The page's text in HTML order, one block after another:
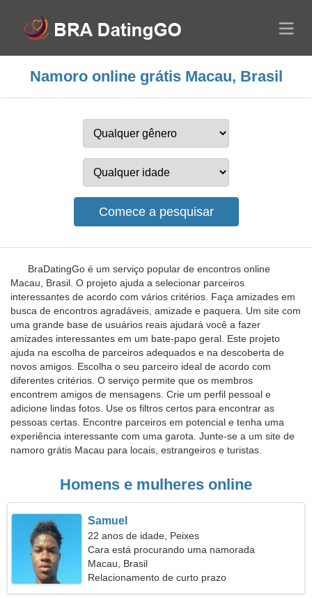
Namoro online grátis Macau, Brasil
BraDatingGo é um serviço popular de encontros online
Macau, Brasil. O projeto ajuda a selecionar parceiros
interessantes de acordo com vários critérios. Faça amizades em
busca de encontros agradáveis, amizade e paquera. Um site com
uma grande base de usuários reais ajudará você a fazer
amizades interessantes em um bate-papo geral. Este projeto
ajuda na escolha de parceiros adequados e na descoberta de
novos amigos. Escolha o seu parceiro ideal de acordo com
diferentes critérios. O serviço permite que os membros
encontrem amigos de mensagens. Crie um perfil pessoal e
adicione lindas fotos. Use os filtros certos para encontrar as
pessoas certas. Encontre parceiros em potencial e tenha uma
experiência interessante com uma garota. Junte-se a um site de
namoro grátis Macau para locais, estrangeiros e turistas.
Homens e mulheres online
Samuel
22 anos de idade, Peixes
Cara está procurando uma namorada
Macau, Brasil
Relacionamento de curto prazo